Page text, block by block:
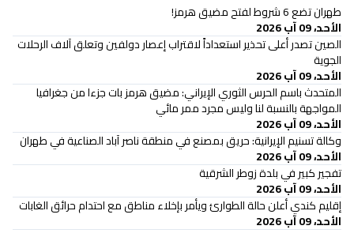
طهران تضع 6 شروط لفتح مضيق هرمز!
الأحد، 09 آب 2026
الصين تصدر أعلى تحذير استعداداً لاقتراب إعصار دولفين وتعلق آلاف الرحلات
الجوية
الأحد، 09 آب 2026
المتحدث باسم الحرس الثوري الإيراني: مضيق هرمز بات جزءا من جغرافيا
المواجهة بالنسبة لنا وليس مجرد ممر مائي
الأحد، 09 آب 2026
وكالة تسنيم الإيرانية: حريق بمصنع في منطقة ناصر آباد الصناعية في طهران
الأحد، 09 آب 2026
تفجير كبير في بلدة زوطر الشرقية
الأحد، 09 آب 2026
إقليم كندي أعلن حالة الطوارئ ويأمر بإخلاء مناطق مع احتدام حرائق الغابات
الأحد، 09 آب 2026